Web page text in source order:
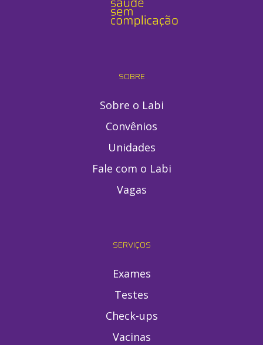
SOBRE
Sobre o Labi
Convênios
Unidades
Fale com o Labi
Vagas
SERVIÇOS
Exames
Testes
Check-ups
Vacinas